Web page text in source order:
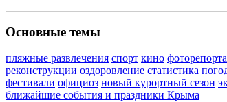
Основные темы
пляжные развлечения спорт кино
реконструкции оздоровление статистика
фестивали официоз новый курортный сезон
ближайшие события и праздники Крыма